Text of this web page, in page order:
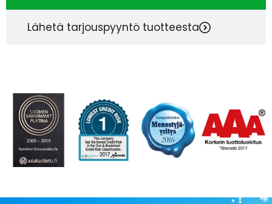
Lähetä tarjouspyyntö tuotteesta